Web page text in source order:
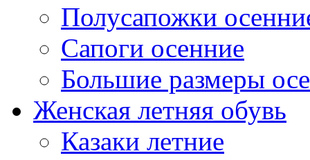
Полусапожки
Сапоги осенние
Большие размеры
Женская летняя обувь
Казаки летние